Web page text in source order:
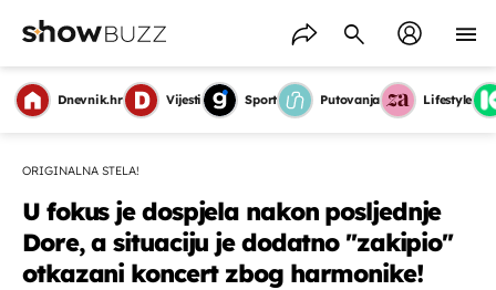
Dnevnik.hr Vijesti Sport Putovanja Lifestyle
ORIGINALNA STELA!
U fokus je dospjela nakon posljednje
Dore, a situaciju je dodatno ''zakipio''
otkazani koncert zbog harmonike!